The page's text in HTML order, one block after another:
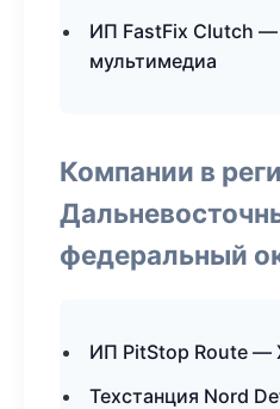
ИП FastFix Clutch —
мультимедиа
Компании в
федеральный
ИП PitStop Route —
Техстанция Nord